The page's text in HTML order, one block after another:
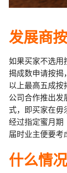
发展商
如果买家不选用
揭成数申请按揭
以上最高五成按
公司合作推出发
式，即买家在毋
经过指定蜜月期
届时业主便要考
什么情